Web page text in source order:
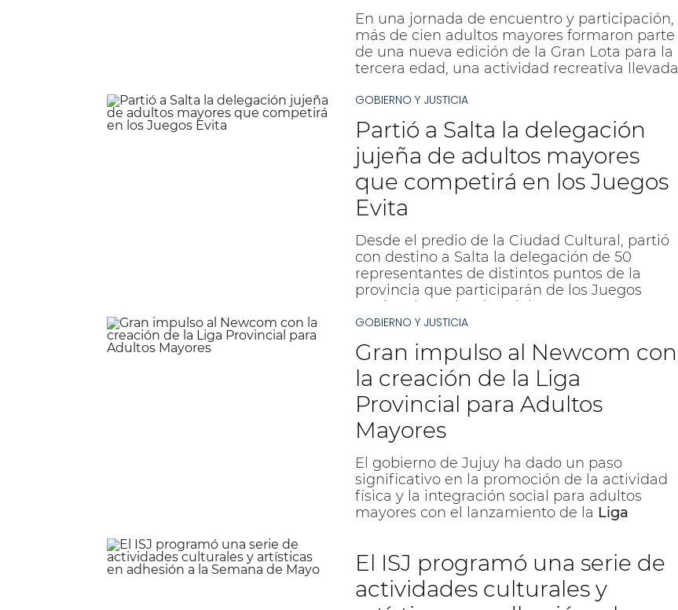
En una jornada de encuentro y participación,
más de cien adultos mayores formaron parte
de una nueva edición de la Gran Lota para la
tercera edad, una actividad recreativa llevada
GOBIERNO Y JUSTICIA
Partió a Salta la delegación
jujeña de adultos mayores
que competirá en los Juegos
Evita
Desde el predio de la Ciudad Cultural, partió
con destino a Salta la delegación de 50
representantes de distintos puntos de la
provincia que participarán de los Juegos
Nacionales Evita de Adultos Mayores, a
realizarse del 2 al 5 de septiembre.
GOBIERNO Y JUSTICIA
Gran impulso al Newcom con
la creación de la Liga
Provincial para Adultos
Mayores
El gobierno de Jujuy ha dado un paso
significativo en la promoción de la actividad
física y la integración social para adultos
mayores con el lanzamiento de la Liga
presentación de esta iniciativa, que busca
organizar y expandir la práctica de esta
modalidad de vóley adaptado en todo el
El ISJ programó una serie de
actividades culturales y